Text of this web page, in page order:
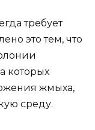
требует
это тем, что
которых
жмыха,
среду.